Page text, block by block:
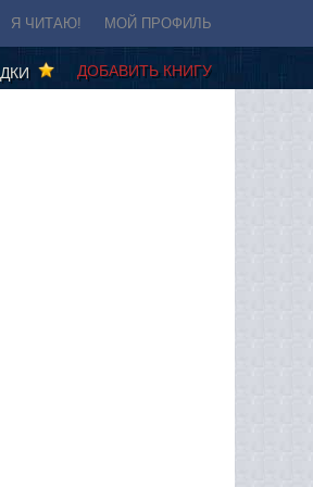
Я ЧИТАЮ! МОЙ ПРОФИЛЬ
ДОБАВИТЬ КНИГУ